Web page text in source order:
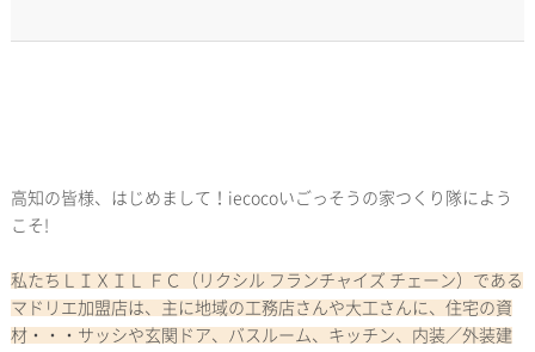
高知の皆様、はじめまして！iecocoいごっそうの家つくり隊によう
こそ!
私たちＬＩＸＩＬ ＦＣ（リクシル フランチャイズ チェーン）である
マドリエ加盟店は、主に地域の工務店さんや大工さんに、住宅の資
材・・・サッシや玄関ドア、バスルーム、キッチン、内装／外装建